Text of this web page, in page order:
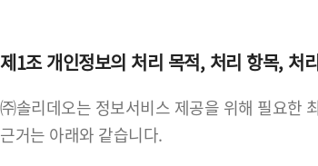
제1조 개인정보의 처리 목적, 처리 항목, 처
㈜솔리데오는 정보서비스 제공을 위해 필요한
근거는 아래와 같습니다.